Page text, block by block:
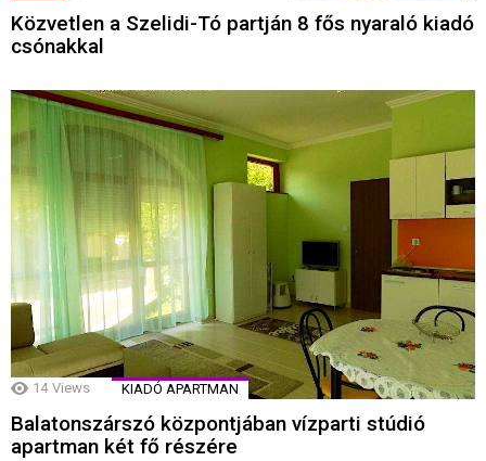
Közvetlen a Szelidi-Tó partján 8 fős nyaraló kiadó
csónakkal
14 Views KIADÓ APARTMAN
Balatonszárszó központjában vízparti stúdió
apartman két fő részére